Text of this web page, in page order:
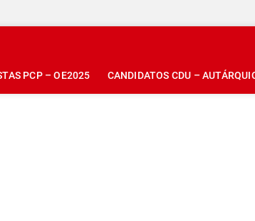
PCP – OE2025 CANDIDATOS CDU –